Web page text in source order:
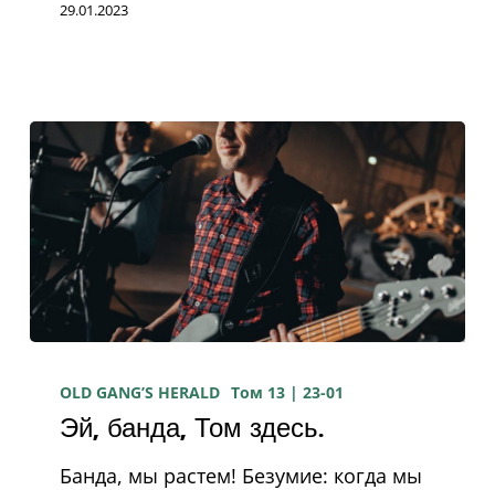
29.01.2023
банда,
Том
здесь.
OLD GANG’S HERALD Том 13 | 23-01
Эй, банда, Том здесь.
Банда, мы растем! Безумие: когда мы